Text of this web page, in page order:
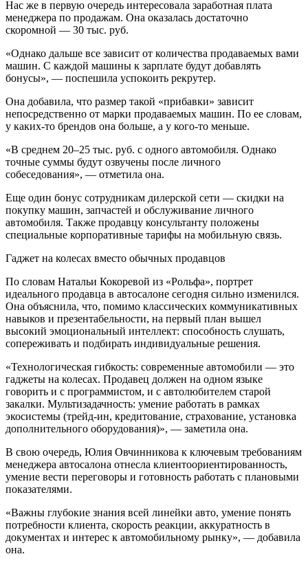
Нас же в первую очередь интересовала заработная плата
менеджера по продажам. Она оказалась достаточно
скоромной — 30 тыс. руб.
«Однако дальше все зависит от количества продаваемых вами
машин. С каждой машины к зарплате будут добавлять
бонусы», — поспешила успокоить рекрутер.
Она добавила, что размер такой «прибавки» зависит
непосредственно от марки продаваемых машин. По ее словам,
у каких-то брендов она больше, а у кого-то меньше.
«В среднем 20–25 тыс. руб. с одного автомобиля. Однако
точные суммы будут озвучены после личного
собеседования», — отметила она.
Еще один бонус сотрудникам дилерской сети — скидки на
покупку машин, запчастей и обслуживание личного
автомобиля. Также продавцу консультанту положены
специальные корпоративные тарифы на мобильную связь.
Гаджет на колесах вместо обычных продавцов
По словам Натальи Кокоревой из «Рольфа», портрет
идеального продавца в автосалоне сегодня сильно изменился.
Она объяснила, что, помимо классических коммуникативных
навыков и презентабельности, на первый план вышел
высокий эмоциональный интеллект: способность слушать,
сопереживать и подбирать индивидуальные решения.
«Технологическая гибкость: современные автомобили — это
гаджеты на колесах. Продавец должен на одном языке
говорить и с программистом, и с автолюбителем старой
закалки. Мультизадачность: умение работать в рамках
экосистемы (трейд-ин, кредитование, страхование, установка
дополнительного оборудования)», — заметила она.
В свою очередь, Юлия Овчинникова к ключевым требованиям
менеджера автосалона отнесла клиентоориентированность,
умение вести переговоры и готовность работать с плановыми
показателями.
«Важны глубокие знания всей линейки авто, умение понять
потребности клиента, скорость реакции, аккуратность в
документах и интерес к автомобильному рынку», — добавила
она.